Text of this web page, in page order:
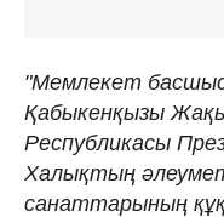
"Мемлекет
Қабыкенқызы
Республикасы
Халықтың
санаттарының